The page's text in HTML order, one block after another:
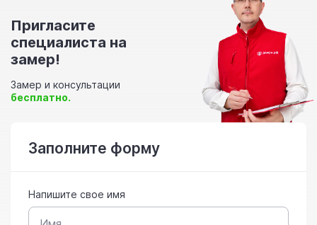
Пригласите
специалиста на
замер!
Замер и консультации
бесплатно.
Заполните форму
Напишите свое имя